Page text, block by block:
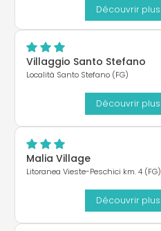
Découvrir plus
Villaggio Santo Stefano
Località Santo Stefano (FG)
Découvrir plus
Malia Village
Litoranea Vieste-Peschici km. 4 (FG)
Découvrir plus